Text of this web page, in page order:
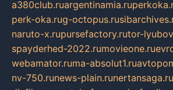
a380club.ruargentinamia.ru
perk-oka.rug-octopus.ru
naruto-x.rupursefactory.rutor-
spayderhed-2022.rumovieone.ru
webamator.ruma-absolut1.ru
nv-750.runews-plain.runertansaga.ru